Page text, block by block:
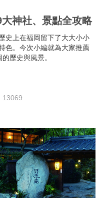
大神社、景點全攻略
史上在福岡留下了大大小小
色。今次小編就為大家推薦
歷史與風景。
13069